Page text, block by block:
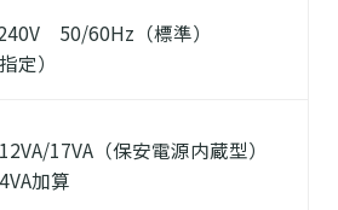
50/60Hz（標準）
定）
17VA（保安電源内蔵型）
加算